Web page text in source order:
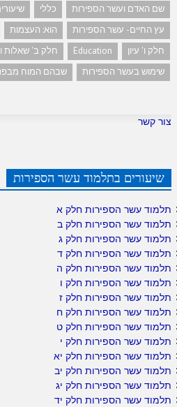
שם האדם ועשר הספירות
כללי
עץ החיים- עשר הספירות
הוא: העצמות
חלק ו' עיון
Education
חלק ב' שאלות
שימוש בעשר הספירות
שבהם המוח
צור קשר
שיעורים בתלמוד עשר הספירות
תלמוד עשר הספירות חלק א
תלמוד עשר הספירות חלק ב
תלמוד עשר הספירות חלק ג
תלמוד עשר הספירות חלק ד
תלמוד עשר הספירות חלק ה
תלמוד עשר הספירות חלק ו
תלמוד עשר הספירות חלק ז
תלמוד עשר הספירות חלק ח
תלמוד עשר הספירות חלק ט
תלמוד עשר הספירות חלק י
תלמוד עשר הספירות חלק יא
תלמוד עשר הספירות חלק יב
תלמוד עשר הספירות חלק יג
תלמוד עשר הספירות חלק יד